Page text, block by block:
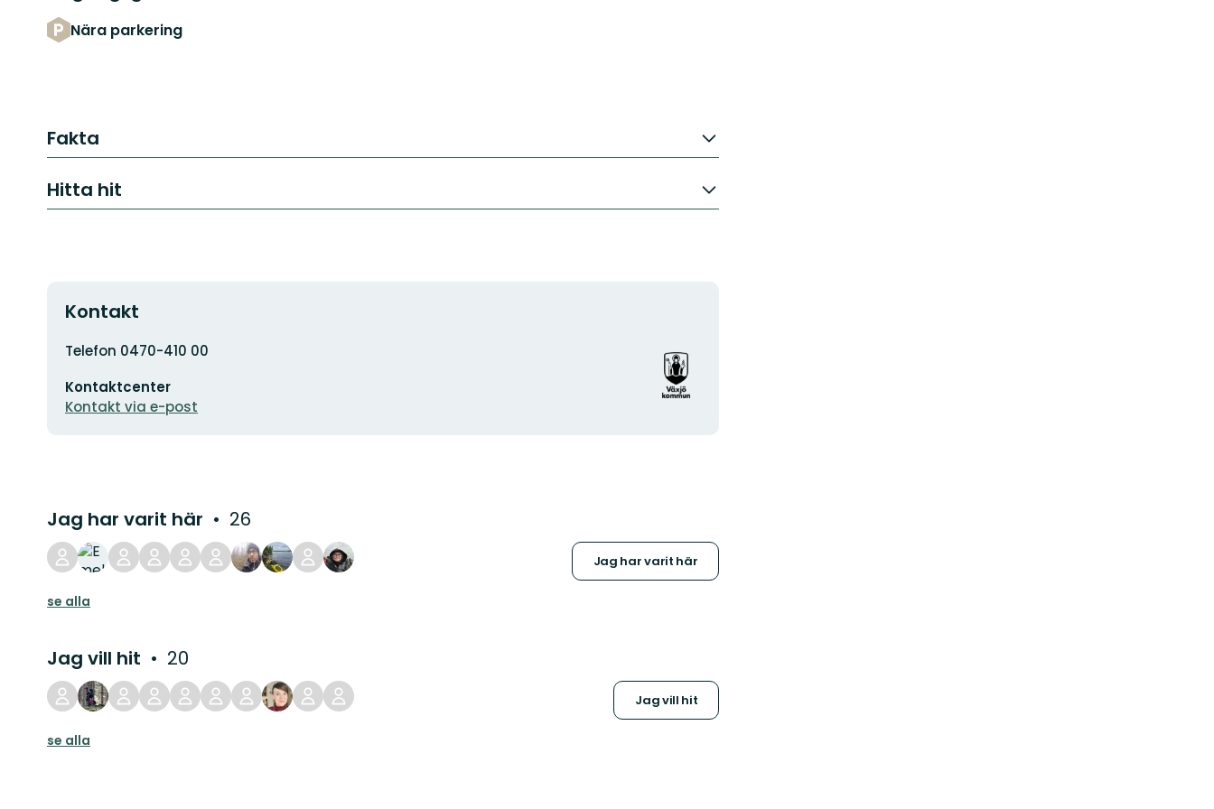
Nära parkering
Fakta
Hitta hit
Kontakt
Adress
Telefon 0470-410 00
postadress
Kontaktcenter
Kontakt via e-post
Organisationens
logotyp
Jag har varit här 26
Jag har varit här
se alla
Jag vill hit 20
Jag vill hit
se alla